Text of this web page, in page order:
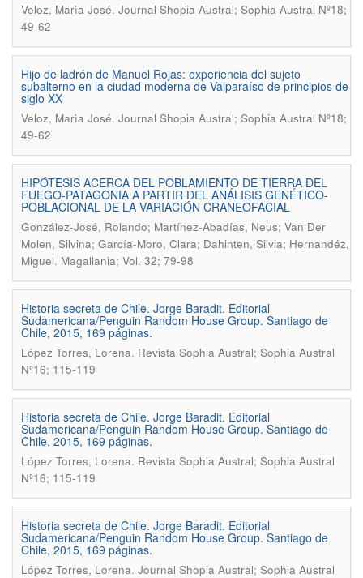
Veloz, Marìa José. Journal Shopia Austral; Sophia Austral Nº18;
49-62
Hijo de ladrón de Manuel Rojas: experiencia del sujeto
subalterno en la ciudad moderna de Valparaíso de principios de
siglo XX
Veloz, Marìa José. Journal Shopia Austral; Sophia Austral Nº18;
49-62
HIPÓTESIS ACERCA DEL POBLAMIENTO DE TIERRA DEL
FUEGO-PATAGONIA A PARTIR DEL ANÁLISIS GENÉTICO-
POBLACIONAL DE LA VARIACIÓN CRANEOFACIAL
González-José, Rolando; Martínez-Abadías, Neus; Van Der
Molen, Silvina; García-Moro, Clara; Dahinten, Silvia; Hernandéz,
Miguel. Magallania; Vol. 32; 79-98
Historia secreta de Chile. Jorge Baradit. Editorial
Sudamericana/Penguin Random House Group. Santiago de
Chile, 2015, 169 páginas.
López Torres, Lorena. Revista Sophia Austral; Sophia Austral
Nº16; 115-119
Historia secreta de Chile. Jorge Baradit. Editorial
Sudamericana/Penguin Random House Group. Santiago de
Chile, 2015, 169 páginas.
López Torres, Lorena. Revista Sophia Austral; Sophia Austral
Nº16; 115-119
Historia secreta de Chile. Jorge Baradit. Editorial
Sudamericana/Penguin Random House Group. Santiago de
Chile, 2015, 169 páginas.
López Torres, Lorena. Journal Shopia Austral; Sophia Austral